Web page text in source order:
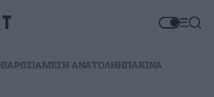
ΡΩΣΙΑΜΕΣΗ ΑΝΑΤΟΛΗΗΠΑΚΙΝΑ